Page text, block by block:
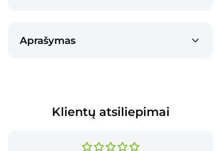
Venipak siunta
2-3 dienos
Prekės pristatomos per 2–3 darbo dienas nuo
Pardavėjo sandėlyje nėra reikiamų prekių.
Aprašymas
Klientų atsiliepimai